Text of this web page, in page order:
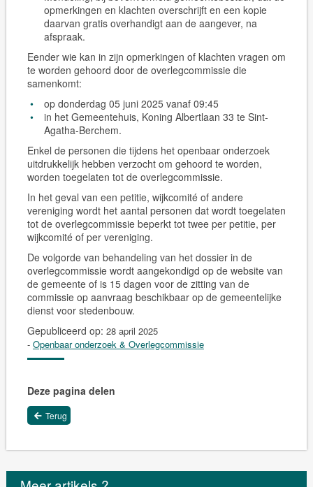
opmerkingen en klachten overschrijft en een kopie
daarvan gratis overhandigt aan de aangever, na
afspraak.
Eender wie kan in zijn opmerkingen of klachten vragen om
te worden gehoord door de overlegcommissie die
samenkomt:
op donderdag 05 juni 2025 vanaf 09:45
in het Gemeentehuis, Koning Albertlaan 33 te Sint-
Agatha-Berchem.
Enkel de personen die tijdens het openbaar onderzoek
uitdrukkelijk hebben verzocht om gehoord te worden,
worden toegelaten tot de overlegcommissie.
In het geval van een petitie, wijkcomité of andere
vereniging wordt het aantal personen dat wordt toegelaten
tot de overlegcommissie beperkt tot twee per petitie, per
wijkcomité of per vereniging.
De volgorde van behandeling van het dossier in de
overlegcommissie wordt aangekondigd op de website van
de gemeente of is 15 dagen voor de zitting van de
commissie op aanvraag beschikbaar op de gemeentelijke
dienst voor stedenbouw.
Gepubliceerd op: 28 april 2025
- Openbaar onderzoek & Overlegcommissie
Deze pagina delen
Terug